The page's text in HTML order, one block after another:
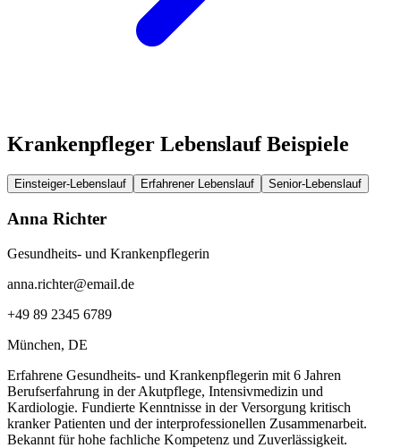
Krankenpfleger Lebenslauf Beispiele
Einsteiger-Lebenslauf Erfahrener Lebenslauf Senior-Lebenslauf
Anna Richter
Gesundheits- und Krankenpflegerin
anna.richter@email.de
+49 89 2345 6789
München, DE
Erfahrene Gesundheits- und Krankenpflegerin mit 6 Jahren
Berufserfahrung in der Akutpflege, Intensivmedizin und
Kardiologie. Fundierte Kenntnisse in der Versorgung kritisch
kranker Patienten und der interprofessionellen Zusammenarbeit.
Bekannt für hohe fachliche Kompetenz und Zuverlässigkeit.